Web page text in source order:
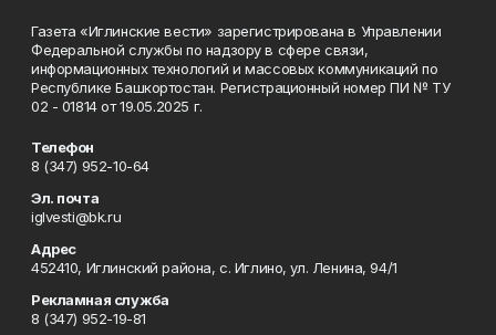
Газета «Иглинские вести» зарегистрирована в Управлении
Федеральной службы по надзору в сфере связи,
информационных технологий и массовых коммуникаций по
Республике Башкортостан. Регистрационный номер ПИ № ТУ
02 - 01814 от 19.05.2025 г.
Телефон
8 (347) 952-10-64
Эл. почта
iglvesti@bk.ru
Адрес
452410, Иглинский района, с. Иглино, ул. Ленина, 94/1
Рекламная служба
8 (347) 952-19-81